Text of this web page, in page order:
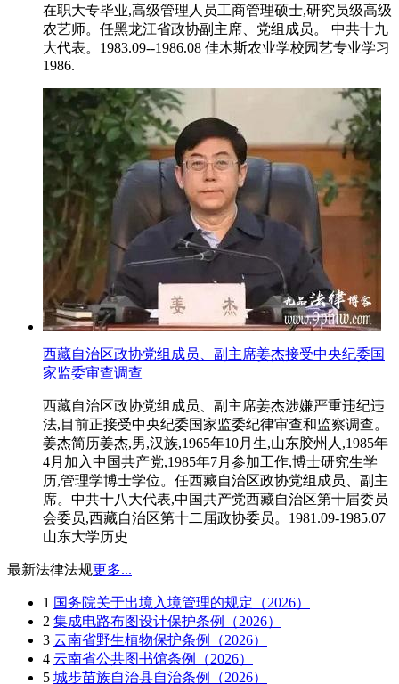
在职大专毕业,高级管理人员工商管理硕士,研究员级高级
农艺师。任黑龙江省政协副主席、党组成员。 中共十九
大代表。1983.09--1986.08 佳木斯农业学校园艺专业学习
1986.
西藏自治区政协党组成员、副主席姜杰接受中央纪委国
家监委审查调查
西藏自治区政协党组成员、副主席姜杰涉嫌严重违纪违
法,目前正接受中央纪委国家监委纪律审查和监察调查。
姜杰简历姜杰,男,汉族,1965年10月生,山东胶州人,1985年
4月加入中国共产党,1985年7月参加工作,博士研究生学
历,管理学博士学位。任西藏自治区政协党组成员、副主
席。中共十八大代表,中国共产党西藏自治区第十届委员
会委员,西藏自治区第十二届政协委员。1981.09-1985.07
山东大学历史
最新法律法规更多...
1 国务院关于出境入境管理的规定（2026）
2 集成电路布图设计保护条例（2026）
3 云南省野生植物保护条例（2026）
4 云南省公共图书馆条例（2026）
5 城步苗族自治县自治条例（2026）